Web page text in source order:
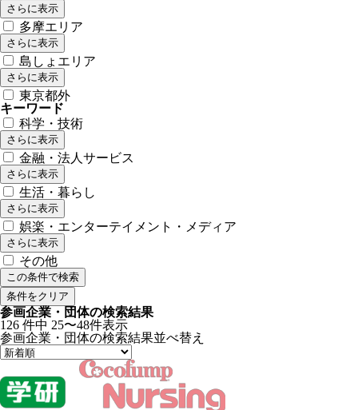
さらに表示
多摩エリア
さらに表示
島しょエリア
さらに表示
東京都外
キーワード
科学・技術
さらに表示
金融・法人サービス
さらに表示
生活・暮らし
さらに表示
娯楽・エンターテイメント・メディア
さらに表示
その他
この条件で検索
条件をクリア
参画企業・団体の検索結果
126 件中 25〜48件表示
参画企業・団体の検索結果並べ替え